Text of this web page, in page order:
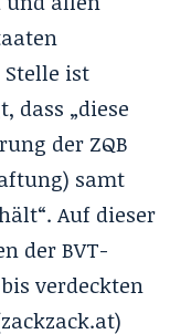
ist
dass „diese
der ZQB
samt
Auf dieser
der BVT-
verdeckten
zackzack.at)